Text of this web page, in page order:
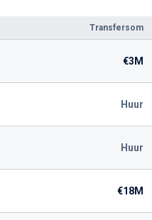
Transfersom
€3M
Huur
Huur
€18M